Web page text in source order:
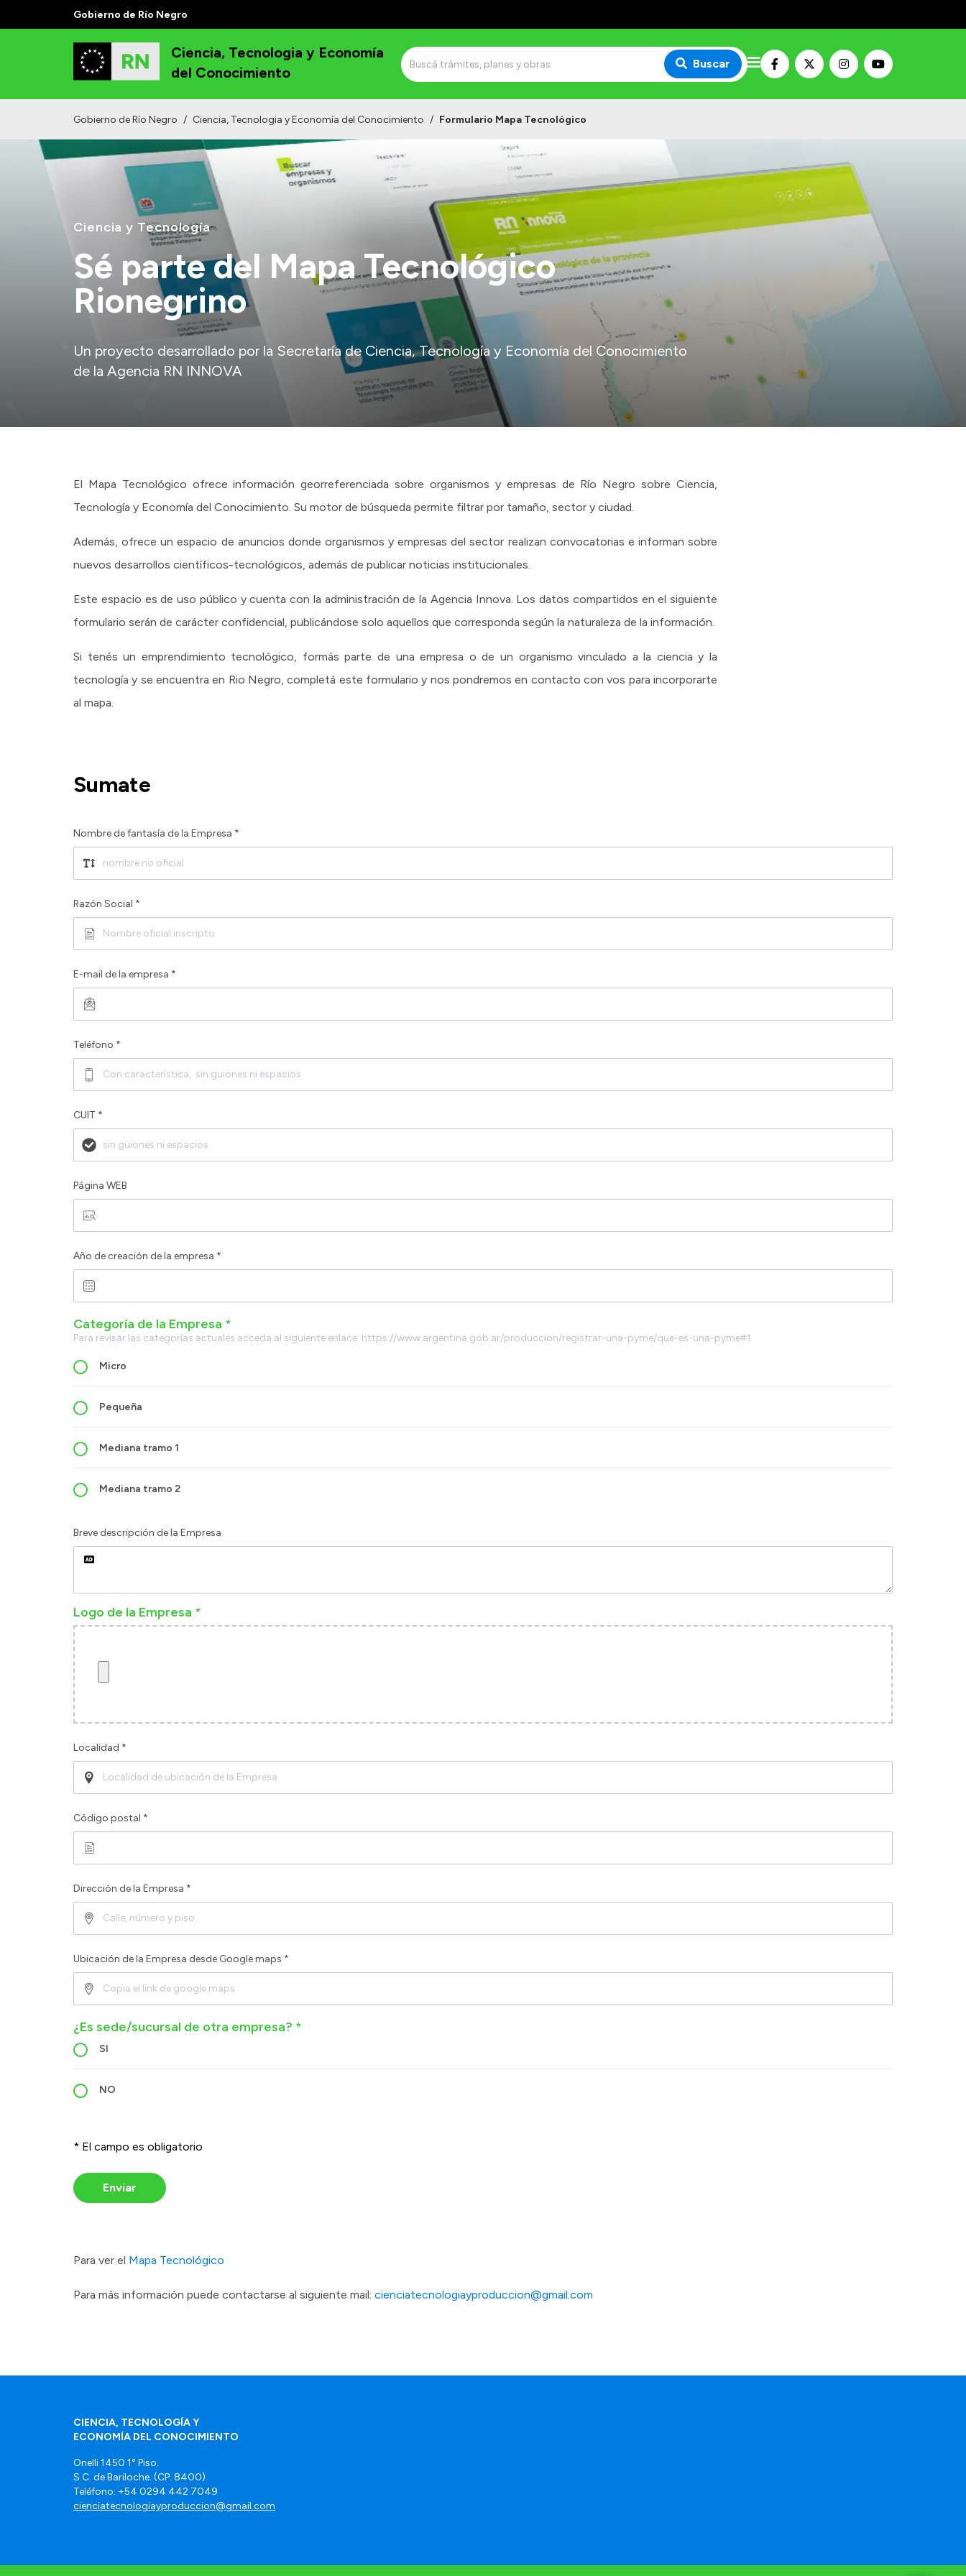
Gobierno de Río Negro
Ciencia, Tecnologia y Economía
del Conocimiento
Buscar
Gobierno de Río Negro / Ciencia, Tecnologia y Economía del Conocimiento / Formulario Mapa Tecnológico
Ciencia y Tecnología
Sé parte del Mapa Tecnológico
Rionegrino
Un proyecto desarrollado por la Secretaría de Ciencia, Tecnología y Economía del Conocimiento
de la Agencia RN INNOVA
El Mapa Tecnológico ofrece información georreferenciada sobre organismos y empresas de Río Negro sobre Ciencia,
Tecnología y Economía del Conocimiento. Su motor de búsqueda permite filtrar por tamaño, sector y ciudad.
Además, ofrece un espacio de anuncios donde organismos y empresas del sector realizan convocatorias e informan sobre
nuevos desarrollos científicos-tecnológicos, además de publicar noticias institucionales.
Este espacio es de uso público y cuenta con la administración de la Agencia Innova. Los datos compartidos en el siguiente
formulario serán de carácter confidencial, publicándose solo aquellos que corresponda según la naturaleza de la información.
Si tenés un emprendimiento tecnológico, formás parte de una empresa o de un organismo vinculado a la ciencia y la
tecnología y se encuentra en Rio Negro, completá este formulario y nos pondremos en contacto con vos para incorporarte
al mapa.
Sumate
Nombre de fantasía de la Empresa *
Razón Social *
E-mail de la empresa *
Teléfono *
CUIT *
Página WEB
Año de creación de la empresa *
Categoría de la Empresa *
Para revisar las categorías actuales acceda al siguiente enlace: https://www.argentina.gob.ar/produccion/registrar-una-pyme/que-es-una-pyme#1
Micro
Pequeña
Mediana tramo 1
Mediana tramo 2
Breve descripción de la Empresa
Logo de la Empresa *
Localidad *
Código postal *
Dirección de la Empresa *
Ubicación de la Empresa desde Google maps *
¿Es sede/sucursal de otra empresa? *
SI
NO
* El campo es obligatorio
Enviar
Para ver el Mapa Tecnológico
Para más información puede contactarse al siguiente mail: cienciatecnologiayproduccion@gmail.com
CIENCIA, TECNOLOGÍA Y
ECONOMÍA DEL CONOCIMIENTO
Onelli 1450 1° Piso.
S.C. de Bariloche. (CP. 8400)
Teléfono: +54 0294 442 7049
cienciatecnologiayproduccion@gmail.com